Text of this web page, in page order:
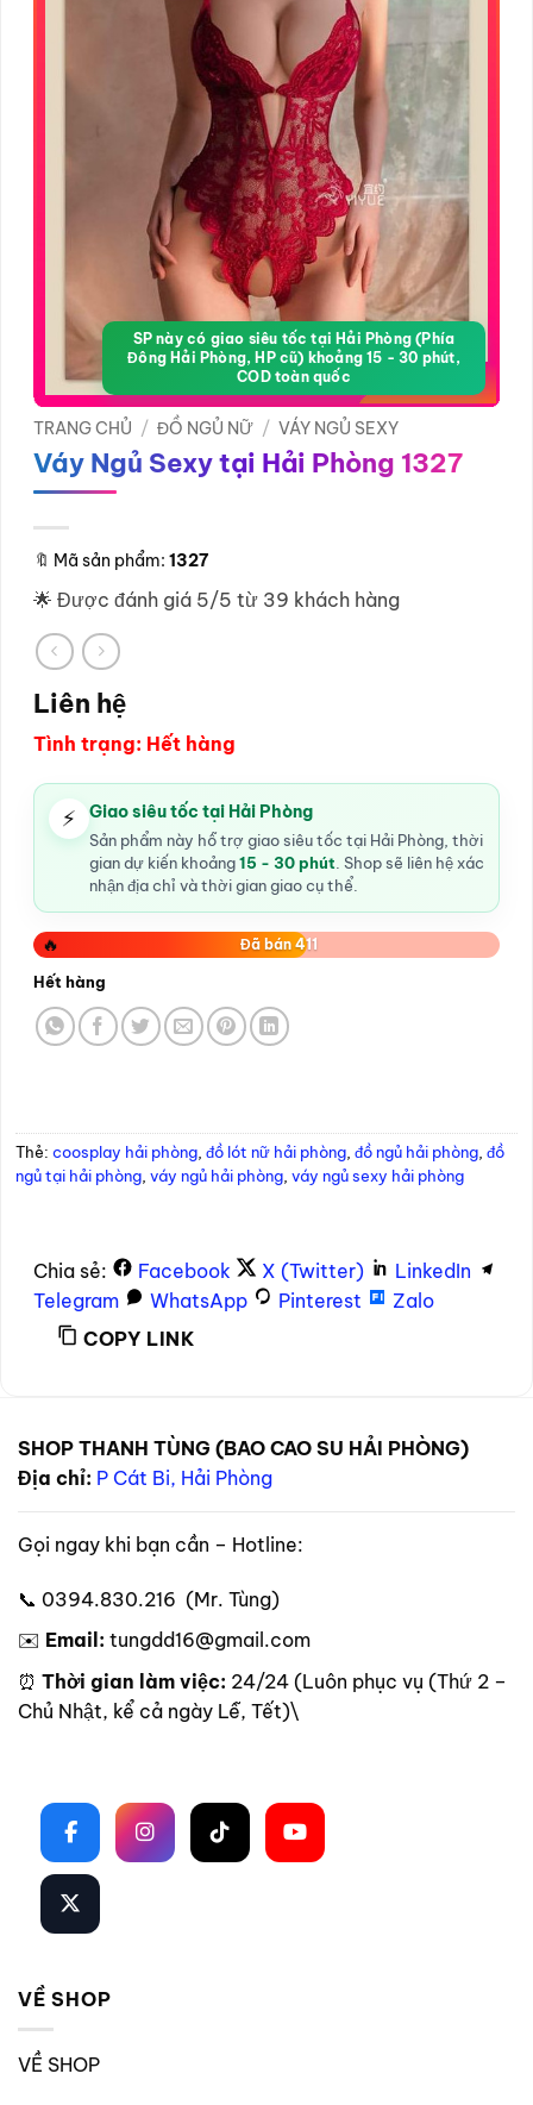
SP này có giao siêu tốc tại Hải Phòng (Phía
Đông Hải Phòng, HP cũ) khoảng 15 - 30 phút,
COD toàn quốc
TRANG CHỦ / ĐỒ NGỦ NỮ / VÁY NGỦ SEXY
Váy Ngủ Sexy tại Hải Phòng 1327
🔖 Mã sản phẩm: 1327
🌟 Được đánh giá 5/5 từ 39 khách hàng
Liên hệ
Tình trạng: Hết hàng
⚡ Giao siêu tốc tại Hải Phòng
Sản phẩm này hỗ trợ giao siêu tốc tại Hải Phòng, thời
gian dự kiến khoảng15 - 30 phút. Shop sẽ liên hệ xác
nhận địa chỉ và thời gian giao cụ thể.
🔥 Đã bán 411
Hết hàng
Thẻ: coosplay hải phòng, đồ lót nữ hải phòng, đồ ngủ hải phòng, đồ
ngủ tại hải phòng, váy ngủ hải phòng, váy ngủ sexy hải phòng
Chia sẻ: Facebook X (Twitter)
LinkedIn
Telegram
WhatsApp Pinterest
Zalo
COPY LINK
SHOP THANH TÙNG (BAO CAO SU HẢI PHÒNG)
Địa chỉ: P Cát Bi, Hải Phòng
Gọi ngay khi bạn cần – Hotline:
📞 0394.830.216 (Mr. Tùng)
✉️ Email: tungdd16@gmail.com
⏰ Thời gian làm việc: 24/24 (Luôn phục vụ (Thứ 2 –
Chủ Nhật, kể cả ngày Lễ, Tết)\
VỀ SHOP
VỀ SHOP